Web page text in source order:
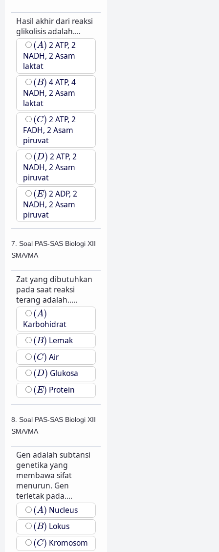
Hasil akhir dari reaksi
glikolisis adalah....
(A)
(A) 2 ATP, 2
NADH, 2 Asam
laktat
(B)
(B) 4 ATP, 4
NADH, 2 Asam
laktat
(C)
(C) 2 ATP, 2
FADH, 2 Asam
piruvat
(D)
(D) 2 ATP, 2
NADH, 2 Asam
piruvat
(E)
(E) 2 ADP, 2
NADH, 2 Asam
piruvat
7. Soal PAS-SAS Biologi XII
SMA/MA
Zat yang dibutuhkan
pada saat reaksi
terang adalah.....
(A)
(A)
Karbohidrat
(B)
(B) Lemak
(C)
(C) Air
(D)
(D) Glukosa
(E)
(E) Protein
8. Soal PAS-SAS Biologi XII
SMA/MA
Gen adalah subtansi
genetika yang
membawa sifat
menurun. Gen
terletak pada....
(A)
(A) Nucleus
(B)
(B) Lokus
(C)
(C) Kromosom